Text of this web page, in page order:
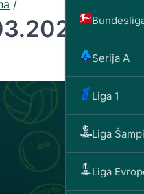
Serija A
Liga 1
Liga
Liga
/